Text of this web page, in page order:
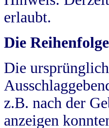
erlaubt.
Die
Die
z.B. nach der
anzeigen